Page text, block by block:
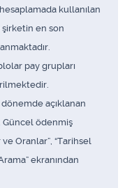
kullanılan
en son
pay grupları
açıklanan
Güncel ödenmiş
Oranlar”, “Tarihsel
ekranından